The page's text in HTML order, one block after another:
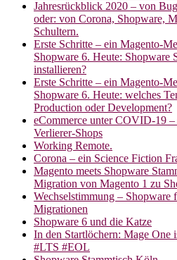
Jahresrückblick 2020 – von
oder: von Corona, Shopware,
Schultern.
Erste Schritte – ein Magento-
Shopware 6. Heute: Shopware
installieren?
Erste Schritte – ein Magento-
Shopware 6. Heute: welches
Production oder Development?
eCommerce unter COVID-19
Verlierer-Shops
Working Remote.
Corona – ein Science Fiction
Magento meets Shopware
Migration von Magento 1 zu
Wechselstimmung – Shopware
Migrationen
Shopware 6 und die Katze
In den Startlöchern: Mage One
#LTS #EOL